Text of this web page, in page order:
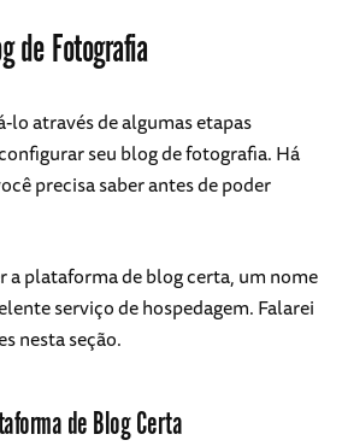
de Fotografia
lo através de algumas etapas
seu blog de fotografia. Há
precisa saber antes de poder
a plataforma de blog certa, um nome
serviço de hospedagem. Falarei
nesta seção.
de Blog Certa